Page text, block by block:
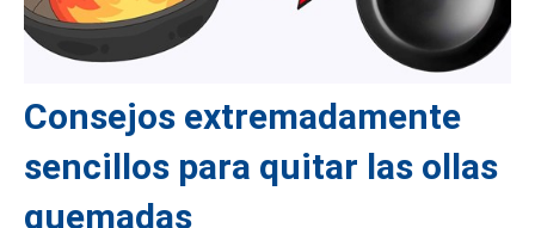
Consejos extremadamente
sencillos para quitar las ollas
quemadas